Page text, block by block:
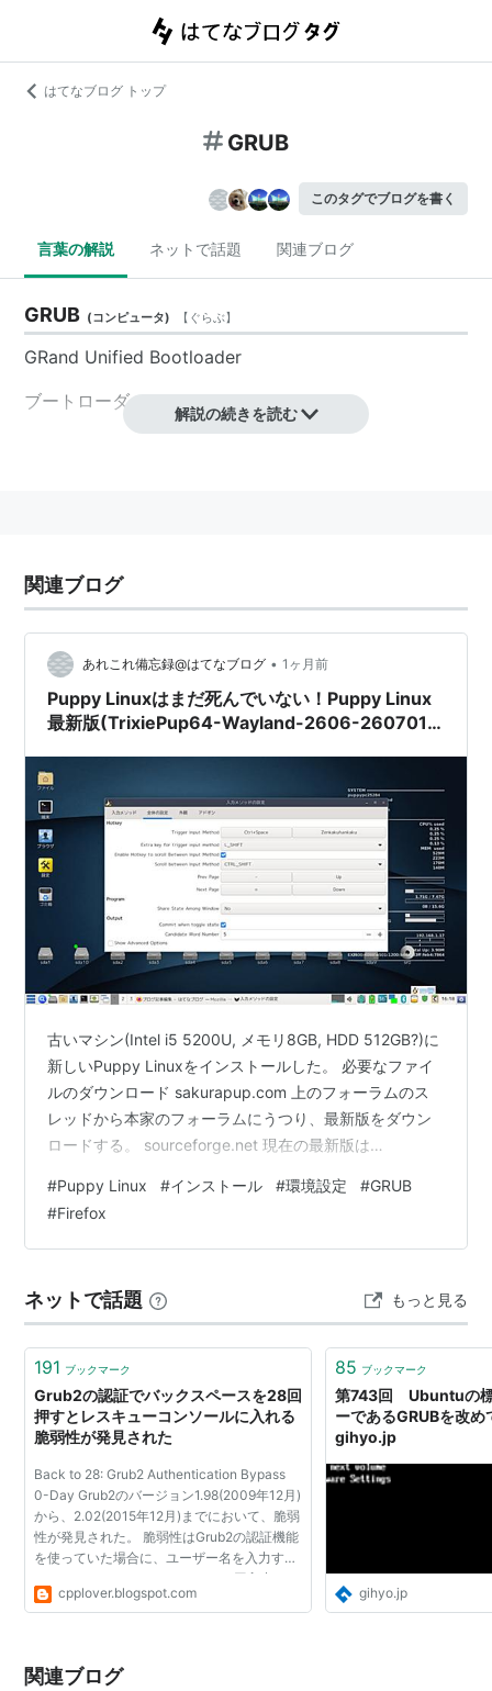
はてなブログ トップ
GRUB
このタグでブログを書く
言葉の解説 ネットで話題 関連ブログ
GRUB (コンピュータ) 【 ぐらぶ】
GRand Unified Bootloader
ブートローダーの1つ。
解説の続きを読む
関連ブログ
あれこれ備忘録@はてなブログ • 1ヶ月前
Puppy Linuxはまだ死んでいない！Puppy Linux
最新版(TrixiePup64-Wayland-2606-260701)
古いマシン(Intel i5 5200U, メモリ8GB, HDD 512GB?)に
新しいPuppy Linuxをインストールした。 必要なファイ
ルのダウンロード sakurapup.com 上のフォーラムのス
レッドから本家のフォーラムにうつり、最新版をダウン
ロードする。 sourceforge.net 現在の最新版は
イルをダウンロードして、RufusなどでUSBメモリに書き
込む。 この他、最初のリンクの日本語フォーラムから日
本語化パッケージもダウンロードしておく。
#Puppy Linux #インストール #環境設定 #GRUB
#Firefox
ネットで話題 もっと見る
191 ブックマーク
Grub2の認証でバックスペースを28回
押すとレスキューコンソールに入れる
脆弱性が発見された
Back to 28: Grub2 Authentication Bypass
0-Day Grub2のバージョン1.98(2009年12月)
から、2.02(2015年12月)までにおいて、脆弱
性が発見された。 脆弱性はGrub2の認証機能
を使っていた場合に、ユーザー名を入力すべ
きところで、バックスペースを28回入力する
と、レスキューコンソールに入れてしまうも
cpplover.blogspot.com
85 ブックマーク
第743回 Ubuntuの
ーであるGRUBを改め
gihyo.jp
gihyo.jp
関連ブログ